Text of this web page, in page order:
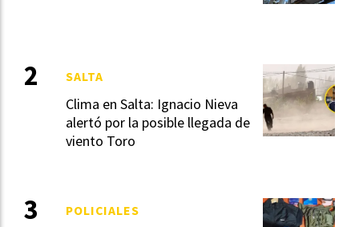
Clima en Salta: Ignacio Nieva
alertó por la posible llegada de
viento Toro
SALTA
POLICIALES